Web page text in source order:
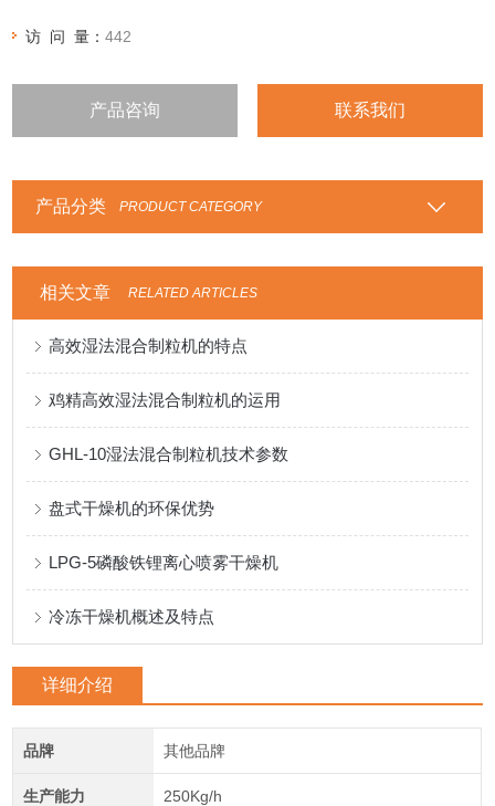
访 问 量：442
产品咨询 联系我们
产品分类 PRODUCT CATEGORY
相关文章 RELATED ARTICLES
高效湿法混合制粒机的特点
鸡精高效湿法混合制粒机的运用
GHL-10湿法混合制粒机技术参数
盘式干燥机的环保优势
LPG-5磷酸铁锂离心喷雾干燥机
冷冻干燥机概述及特点
详细介绍
品牌 其他品牌
生产能力 250Kg/h